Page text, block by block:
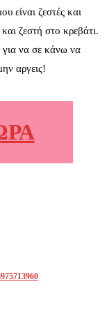
είναι ζεστές και
ζεστή στο κρεβάτι.
για να σε κάνω να
αργεις!